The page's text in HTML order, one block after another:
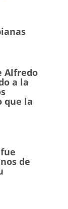
Alfredo
a la
que la
de